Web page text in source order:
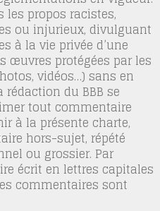
propos racistes,
ou injurieux, divulguant
à la vie privée d’une
œuvres protégées par les
vidéos…) sans en
du BBB se
tout commentaire
à la présente charte,
hors-sujet, répété
ou grossier. Par
écrit en lettres capitales
commentaires sont